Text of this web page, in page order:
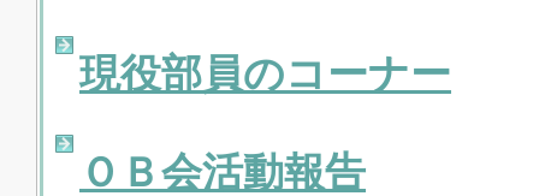
現役部員のコーナー
ＯＢ会活動報告